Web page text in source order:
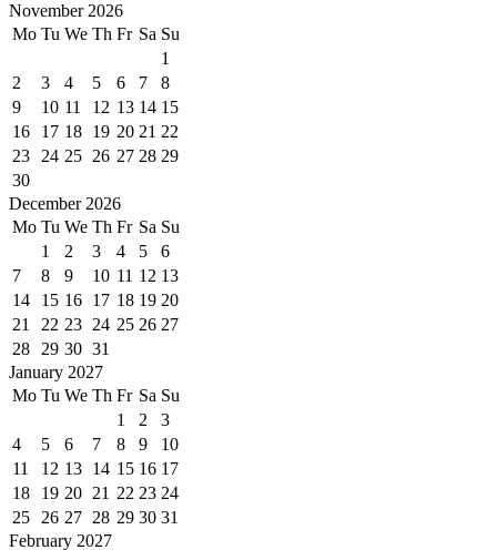
November 2026
Mo Tu We Th Fr Sa Su
1
2
3 4 5 6 7
8
9
10 11 12 13 14 15
16
17 18 19 20 21 22
23
24 25 26 27 28 29
30
December 2026
Mo Tu We Th Fr Sa Su
1
2 3 4 5
6
7
8 9 10 11 12 13
14
15 16 17 18 19 20
21
22 23 24 25 26 27
28
29 30 31
January 2027
Mo Tu We Th Fr Sa Su
1
2
3
4
5 6 7 8 9
10
11
12 13 14 15 16 17
18
19 20 21 22 23 24
25
26 27 28 29 30 31
February 2027